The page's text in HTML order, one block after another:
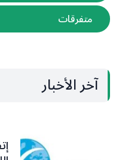
متفرقات
آخر الأخبار